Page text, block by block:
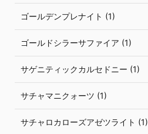
ゴールデンプレナイト (1)
ゴールドシラーサファイア (1)
サゲニティックカルセドニー (1)
サチャマニクォーツ (1)
サチャロカローズアゼツライト (1)